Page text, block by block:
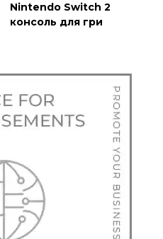
Nintendo Switch 2
консоль для гри